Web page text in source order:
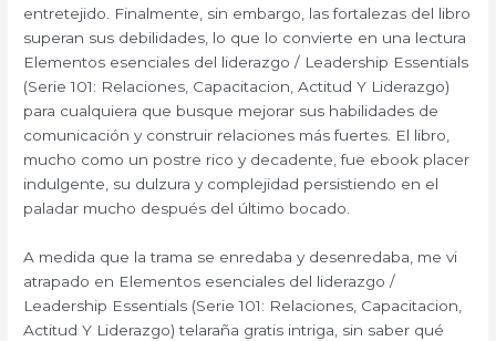
entretejido. Finalmente, sin embargo, las fortalezas del libro
superan sus debilidades, lo que lo convierte en una lectura
Elementos esenciales del liderazgo / Leadership Essentials
(Serie 101: Relaciones, Capacitacion, Actitud Y Liderazgo)
para cualquiera que busque mejorar sus habilidades de
comunicación y construir relaciones más fuertes. El libro,
mucho como un postre rico y decadente, fue ebook placer
indulgente, su dulzura y complejidad persistiendo en el
paladar mucho después del último bocado.
A medida que la trama se enredaba y desenredaba, me vi
atrapado en Elementos esenciales del liderazgo /
Leadership Essentials (Serie 101: Relaciones, Capacitacion,
Actitud Y Liderazgo) telaraña gratis intriga, sin saber qué